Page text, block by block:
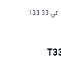
تي 33 T33